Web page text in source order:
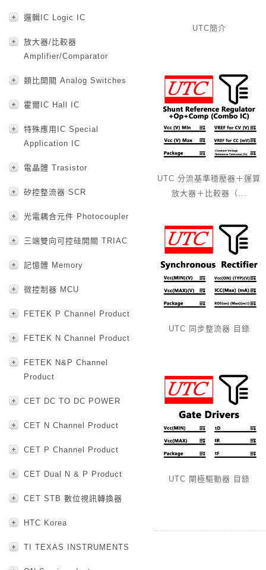
邏輯IC Logic IC
放大器/比較器
Amplifier/Comparator
類比開關 Analog Switches
霍爾IC Hall IC
特殊應用IC Special
Application IC
電晶體 Trasistor
矽控整流器 SCR
光電耦合元件 Photocoupler
三端雙向可控硅開關 TRIAC
記憶體 Memory
微控制器 MCU
FETEK P Channel Product
FETEK N Channel Product
FETEK N&P Channel
Product
CET DC TO DC POWER
CET N Channel Product
CET P Channel Product
CET Dual N & P Product
CET STB 數位視訊轉換器
HTC Korea
TI TEXAS INSTRUMENTS
UTC簡介
UTC 分流基準穩壓器＋運算
放大器＋比較器（...
UTC 同步整流器 目錄
UTC 閘極驅動器 目錄